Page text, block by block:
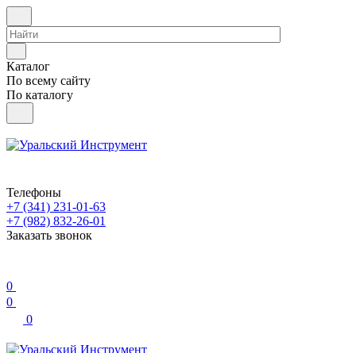
Каталог
По всему сайту
По каталогу
Телефоны
+7 (341) 231-01-63
+7 (982) 832-26-01
Заказать звонок
0
0
0